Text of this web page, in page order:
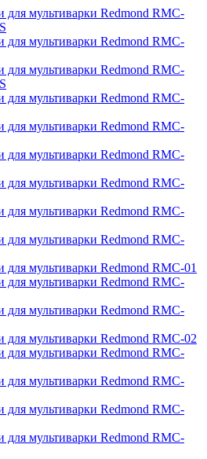
для мультиварки Redmond RMC-
для мультиварки Redmond RMC-
для мультиварки Redmond RMC-
для мультиварки Redmond RMC-
для мультиварки Redmond RMC-
для мультиварки Redmond RMC-
для мультиварки Redmond RMC-
для мультиварки Redmond RMC-
для мультиварки Redmond RMC-
для мультиварки Redmond RMC-01
для мультиварки Redmond RMC-
для мультиварки Redmond RMC-
для мультиварки Redmond RMC-02
для мультиварки Redmond RMC-
для мультиварки Redmond RMC-
для мультиварки Redmond RMC-
для мультиварки Redmond RMC-